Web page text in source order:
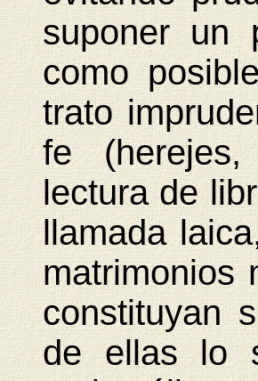
suponer un
como
trato
fe
lectura de
llamada
matrimonios
constituyan
de ellas lo